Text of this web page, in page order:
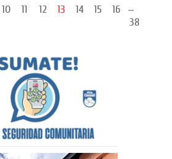
10 11 12 13 14 15 16
...
38